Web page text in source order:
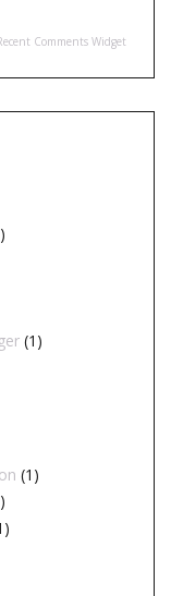
Comments Widget
(1)
(1)